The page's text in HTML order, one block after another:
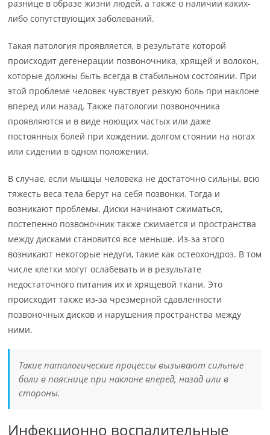
разнице в образе жизни людей, а также о наличии каких-
либо сопутствующих заболеваний.
Такая патология проявляется, в результате которой
происходит дегенерации позвоночника, хрящей и волокон,
которые должны быть всегда в стабильном состоянии. При
этой проблеме человек чувствует резкую боль при наклоне
вперед или назад. Также патологии позвоночника
проявляются и в виде ноющих частых или даже
постоянных болей при хождении, долгом стоянии на ногах
или сидении в одном положении.
В случае, если мышцы человека не достаточно сильны, всю
тяжесть веса тела берут на себя позвонки. Тогда и
возникают проблемы. Диски начинают сжиматься,
постепенно позвоночник также сжимается и пространства
между дисками становится все меньше. Из-за этого
возникают некоторые недуги, такие как остеохондроз. В том
числе клетки могут ослабевать и в результате
недостаточного питания их и хрящевой ткани. Это
происходит также из-за чрезмерной сдавленности
позвоночных дисков и нарушения пространства между
ними.
Такие патологические процессы вызывают сильные
боли в пояснице при наклоне вперед, назад или в
стороны.
Инфекционно воспалительные